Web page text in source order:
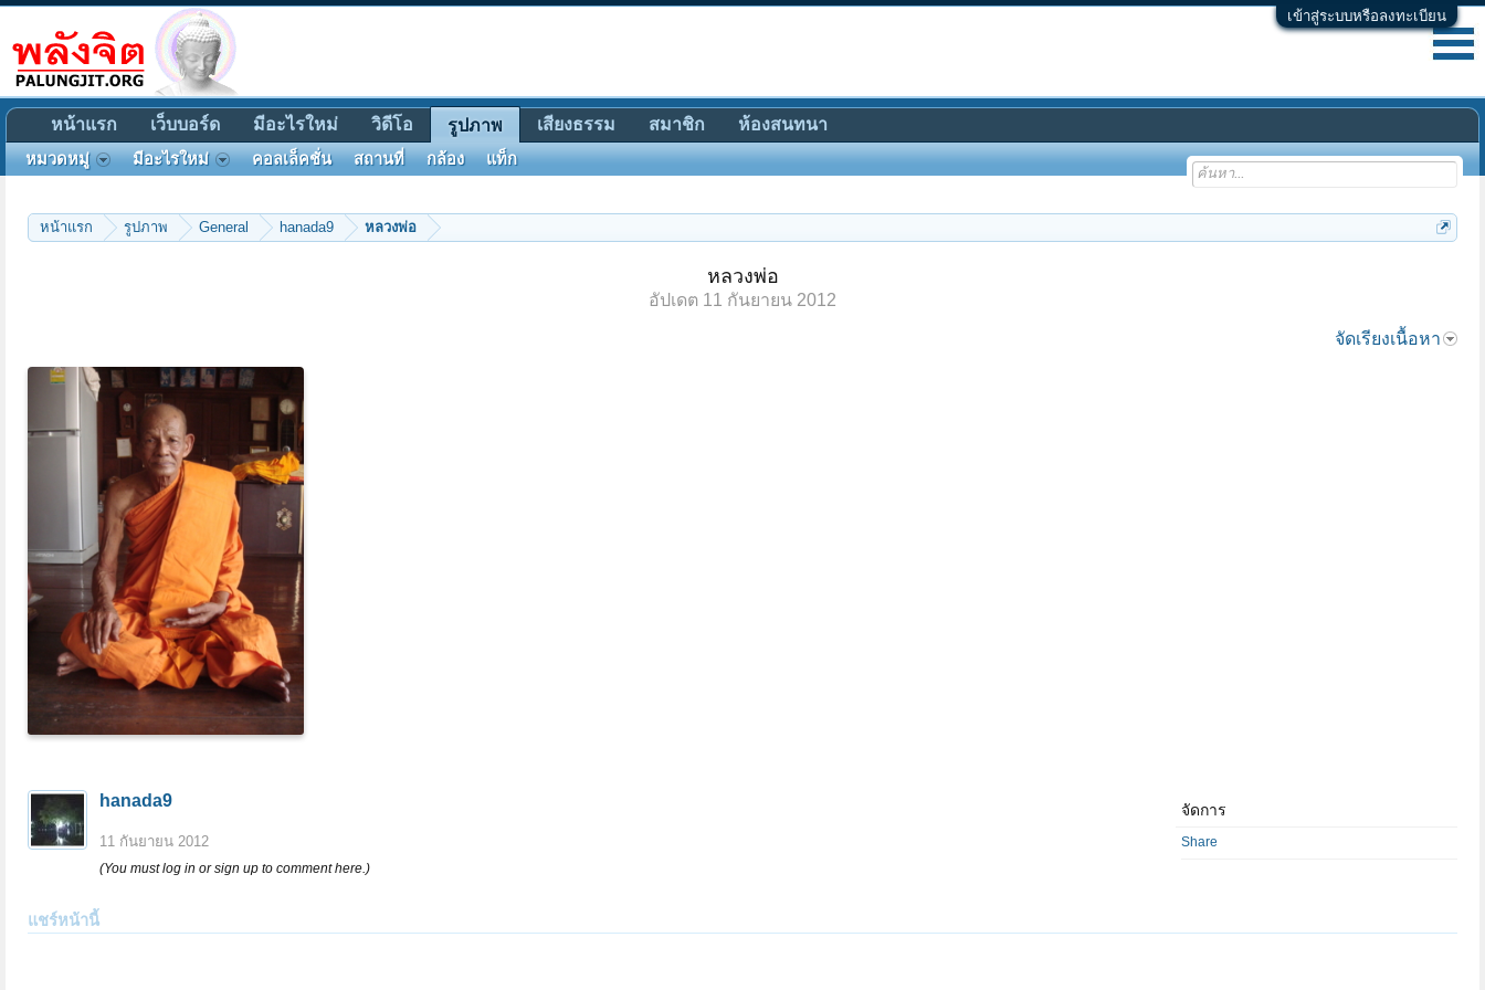
เข้าสู่ระบบหรือลงทะเบียน
หน้าแรก รูปภาพ General hanada9 หลวงพ่อ
หลวงพ่อ
อัปเดต 11 กันยายน 2012
จัดเรียงเนื้อหา
hanada9
11 กันยายน 2012
(You must log in or sign up to comment here.)
จัดการ
Share
แชร์หน้านี้
หน้าแรก เว็บบอร์ด มีอะไรใหม่ วิดีโอ รูปภาพ
หมวดหมู่ มีอะไรใหม่ คอลเล็คชั่น สถานที่ กล้อง แท็ก
เสียงธรรม สมาชิก ห้องสนทนา